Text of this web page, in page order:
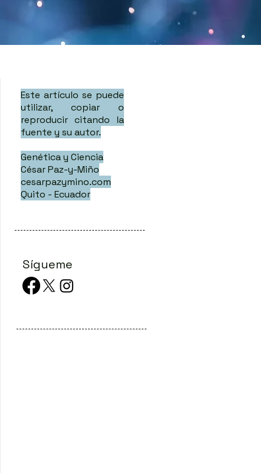
Este artículo se puede
utilizar, copiar o
reproducir citando la
fuente y su autor.
Genética y Ciencia
César Paz-y-Miño
cesarpazymino.com
Quito - Ecuador
Sígueme